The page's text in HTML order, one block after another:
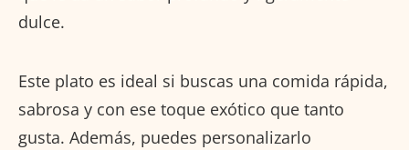
dulce.
Este plato es ideal si buscas una comida rápida,
sabrosa y con ese toque exótico que tanto
gusta. Además, puedes personalizarlo